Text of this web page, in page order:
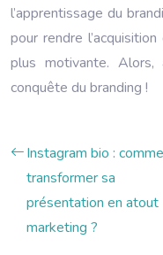
l’apprentissage du
pour rendre
plus motivante.
conquête du branding !
Instagram bio :
transformer sa
présentation en atout
marketing ?